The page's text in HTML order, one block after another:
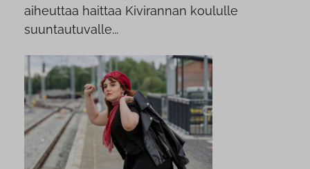
aiheuttaa haittaa Kivirannan koululle
suuntautuvalle...